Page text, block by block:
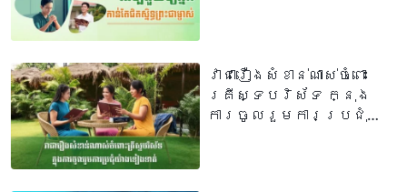
វាជារឿងសំខាន់ណាស់ចំពោះ
គ្រីស្ទបរិស័ទ ក្នុង
ការចូលរួមការប្រជុំ